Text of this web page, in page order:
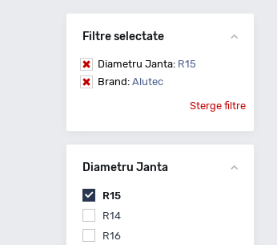
Filtre selectate
Diametru Janta: R15
Brand: Alutec
Sterge filtre
Diametru Janta
R15
R14
R16